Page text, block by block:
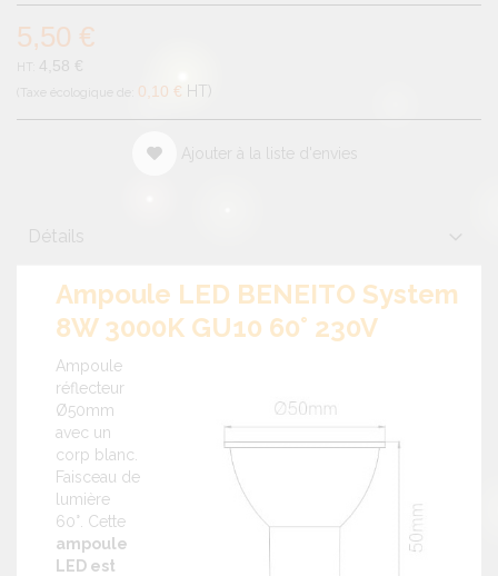
5,50 €
4,58 €
0,10 € HT
Ajouter à la liste d'envies
Détails
Ampoule LED BENEITO System
8W 3000K GU10 60° 230V
Ampoule
réflecteur
Ø50mm
avec un
corp blanc.
Faisceau de
lumière
60°. Cette
ampoule
LED est